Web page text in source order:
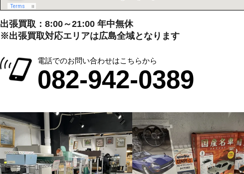
出張買取：8:00～21:00 年中無休
※出張買取対応エリアは広島全域となります
電話でのお問い合わせはこちらから
082-942-0389